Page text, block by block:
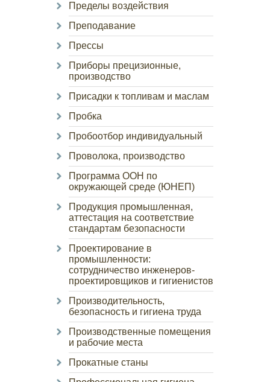
Пределы воздействия
Преподавание
Прессы
Приборы прецизионные,
производство
Присадки к топливам и маслам
Пробка
Пробоотбор индивидуальный
Проволока, производство
Программа ООН по
окружающей среде (ЮНЕП)
Продукция промышленная,
аттестация на соответствие
стандартам безопасности
Проектирование в
промышленности:
сотрудничество инженеров-
проектировщиков и гигиенистов
Производительность,
безопасность и гигиена труда
Производственные помещения
и рабочие места
Прокатные станы